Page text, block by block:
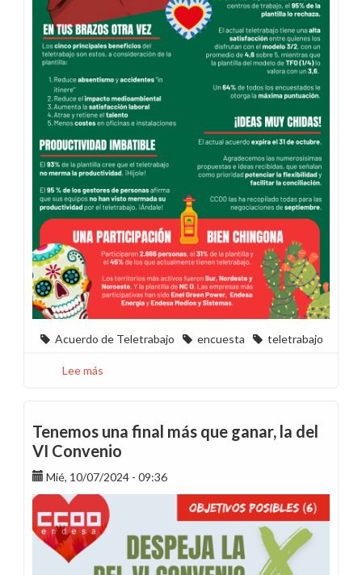
Acuerdo de Teletrabajo encuesta teletrabajo
Lee más
volver?
¡Ni
modo,
güey!
/
Resultados
de
encuesta
Tenemos una final más que ganar, la del
VI Convenio
Mié, 10/07/2024 - 09:36